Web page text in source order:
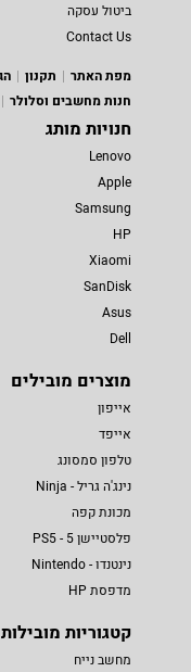
ביטול עסקה
Contact Us
מפת האתר
תקנון
חנות מחשבים וסלולר
חנויות מותג
Lenovo
Apple
Samsung
HP
Xiaomi
SanDisk
Asus
Dell
מוצרים מובילים
אייפון
אייפד
טלפון סמסונג
נינג'ה גריל - Ninja
מכונת קפה
פלסטיישן 5 - PS5
נינטנדו - Nintendo
מדפסת HP
קטגוריות מובילות
מחשב נייח